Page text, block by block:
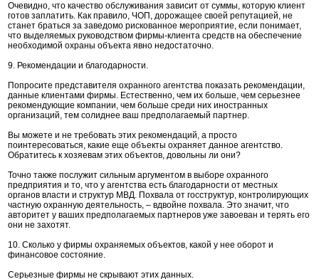
Очевидно, что качество обслуживания зависит от суммы, которую клиент
готов заплатить. Как правило, ЧОП, дорожащее своей репутацией, не
станет браться за заведомо рискованное мероприятие, если понимает,
что выделяемых руководством фирмы-клиента средств на обеспечение
необходимой охраны объекта явно недостаточно.
9. Рекомендации и благодарности.
Попросите представителя охранного агентства показать рекомендации,
данные клиентами фирмы. Естественно, чем их больше, чем серьезнее
рекомендующие компании, чем больше среди них иностранных
организаций, тем солиднее ваш предполагаемый партнер.
Вы можете и не требовать этих рекомендаций, а просто
поинтересоваться, какие еще объекты охраняет данное агентство.
Обратитесь к хозяевам этих объектов, довольны ли они?
Точно также послужит сильным аргументом в выборе охранного
предприятия и то, что у агентства есть благодарности от местных
органов власти и структур МВД. Похвала от госструктур, контролирующих
частную охранную деятельность, – вдвойне похвала. Это значит, что
авторитет у ваших предполагаемых партнеров уже завоеван и терять его
они не захотят.
10. Сколько у фирмы охраняемых объектов, какой у нее оборот и
финансовое состояние.
Серьезные фирмы не скрывают этих данных.